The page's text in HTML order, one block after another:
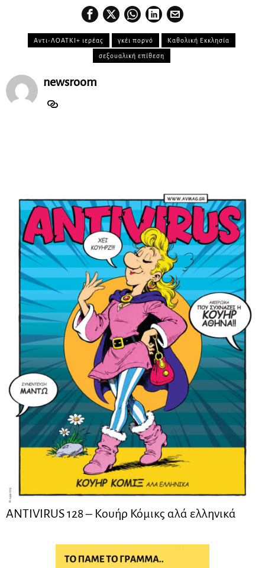
Αντι-ΛΟΑΤΚΙ+ ιερέας γκέι πορνό Καθολική Εκκλησία
σεξουαλική επίθεση
newsroom
ANTIVIRUS 128 – Kουήρ Κόμικς αλά ελληνικά